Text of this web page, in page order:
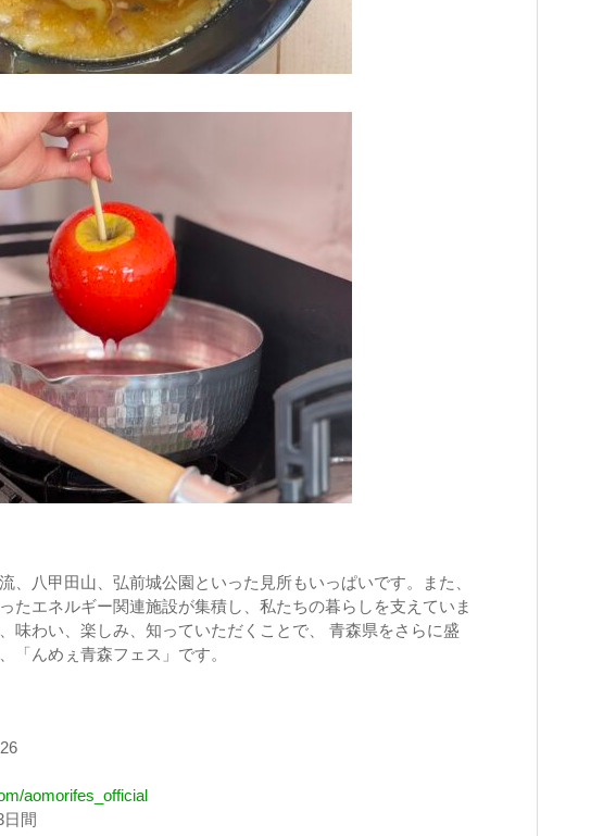
、八甲田山、弘前城公園といった見所もいっぱいです。また、
たエネルギー関連施設が集積し、私たちの暮らしを支えていま
味わい、楽しみ、知っていただくことで、 青森県をさらに盛
「んめぇ青森フェス」です。
aomorifes_official
日間